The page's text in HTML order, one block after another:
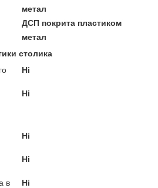
метал
ДСП покрита пластиком
метал
столика
Ні
Ні
Ні
Ні
в
Ні